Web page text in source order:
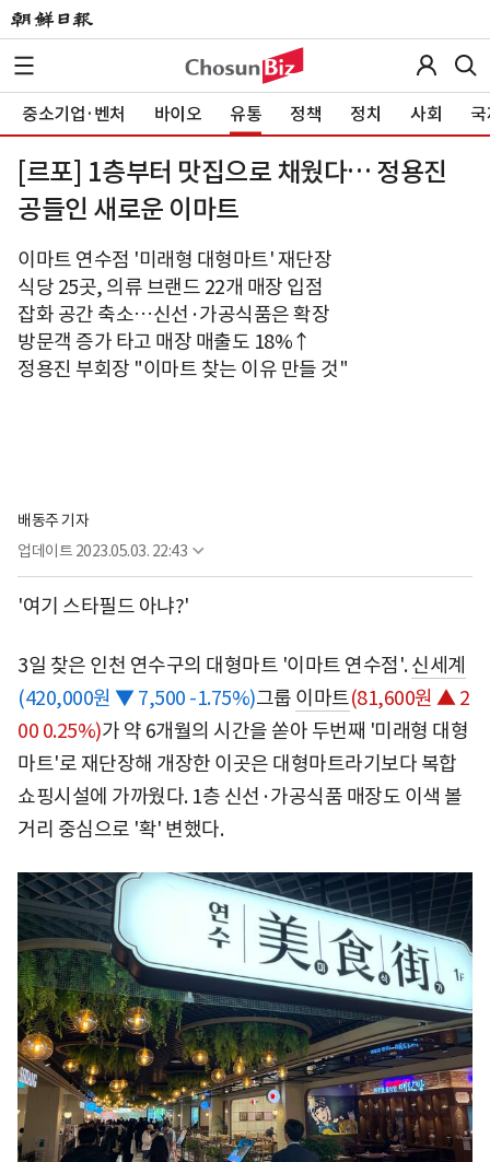
중소기업·벤처 바이오 유통 정책 정치 사회
[르포] 1층부터 맛집으로 채웠다… 정용진
공들인 새로운 이마트
이마트 연수점 '미래형 대형마트' 재단장
식당 25곳, 의류 브랜드 22개 매장 입점
잡화 공간 축소…신선·가공식품은 확장
방문객 증가 타고 매장 매출도 18%↑
정용진 부회장 "이마트 찾는 이유 만들 것"
배동주 기자
업데이트 2023.05.03. 22:43
'여기 스타필드 아냐?'
3일 찾은 인천 연수구의 대형마트 '이마트 연수점'.신세계
(420,000원 ▼ 7,500 -1.75%)그룹 이마트(81,600원 ▲ 2
00 0.25%)가 약 6개월의 시간을 쏟아 두번째 '미래형 대형
마트'로 재단장해 개장한 이곳은 대형마트라기보다 복합
쇼핑시설에 가까웠다. 1층 신선·가공식품 매장도 이색 볼
거리 중심으로 '확' 변했다.